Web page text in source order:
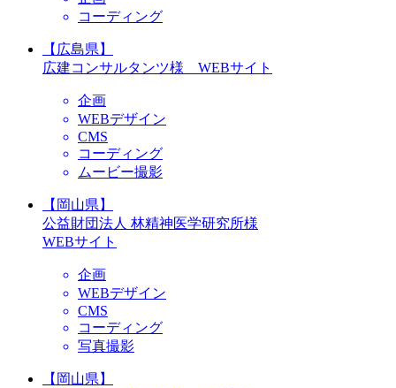
コーディング
【広島県】
広建コンサルタンツ様 WEBサイト
企画
WEBデザイン
CMS
コーディング
ムービー撮影
【岡山県】
公益財団法人 林精神医学研究所様
WEBサイト
企画
WEBデザイン
CMS
コーディング
写真撮影
【岡山県】